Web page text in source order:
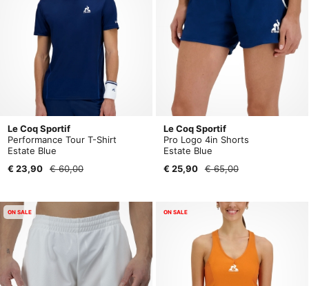
Le Coq Sportif
Performance Tour T-Shirt
Estate Blue
€ 23,90
€ 60,00
Le Coq Sportif
Pro Logo 4in Shorts
Estate Blue
€ 25,90
€ 65,00
ON SALE ON SALE